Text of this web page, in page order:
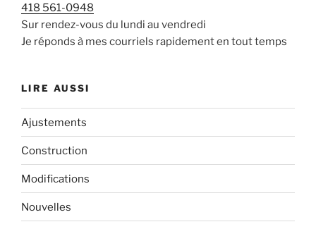
418 561-0948
Sur rendez-vous du lundi au vendredi
Je réponds à mes courriels rapidement en tout temps
LIRE AUSSI
Ajustements
Construction
Modifications
Nouvelles